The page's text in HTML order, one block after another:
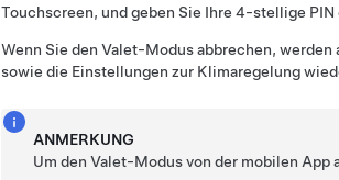
Touchscreen, und geben Sie Ihre 4-stellige PIN
Wenn Sie den Valet-Modus abbrechen,
sowie die Einstellungen zur Klimaregelung
ANMERKUNG
Um den Valet-Modus von der mobilen